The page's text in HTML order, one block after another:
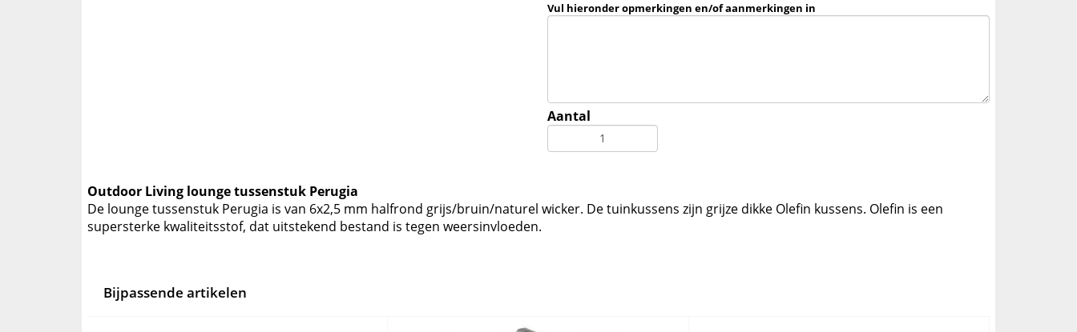
Vul hieronder opmerkingen en/of aanmerkingen in
Aantal
Outdoor Living lounge tussenstuk Perugia
De lounge tussenstuk Perugia is van 6x2,5 mm halfrond grijs/bruin/naturel wicker. De tuinkussens zijn grijze dikke Olefin kussens. Olefin is een
supersterke kwaliteitsstof, dat uitstekend bestand is tegen weersinvloeden.
Bijpassende artikelen